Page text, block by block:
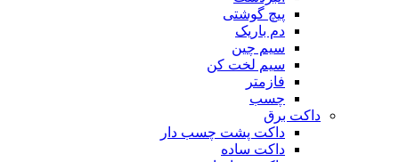
پیچ گوشتی
دم باریک
سیم چین
سیم لخت کن
فازمتر
چسب
داکت برق
داکت پشت چسب دار
داکت ساده